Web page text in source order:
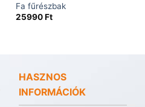
Fa fűrészbak
25990Ft
HASZNOS
INFORMÁCIÓK